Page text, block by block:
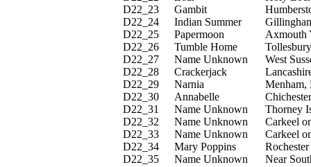
D22_ 23 Gambit
D22_ 24 Indian Summer
D22_ 25 Papermoon
Axmouth
D22_ 26 Tumble Home
D22_ 27 Name Unknown
West
D22_ 28 Crackerjack
D22_ 29 Narnia
Menham,
D22_ 30 Annabelle
D22_ 31 Name Unknown
Thorney
D22_ 32 Name Unknown
Carkeel
D22_ 33 Name Unknown
Carkeel
D22_ 34 Mary Poppins
D22_ 35 Name Unknown
Near